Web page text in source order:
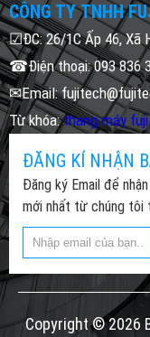
CÔNG TY TNHH
☑ĐC: 26/1C Ấp 46, Xã
☎Điện thoại: 093 836
✉Email:
Từ khóa:thang máy fuji
ĐĂNG KÍ NHẬN
Đăng ký Email để
mới nhất từ chúng tôi
Copyright © 2026